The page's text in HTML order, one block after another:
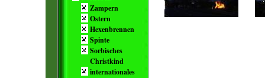
Zampern
Ostern
Hexenbrennen
Spinte
Sorbisches
Christkind
internationales